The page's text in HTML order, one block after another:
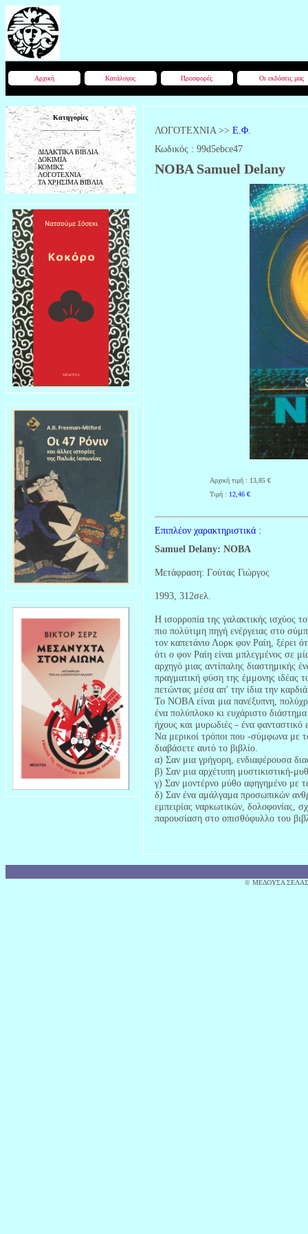
Αρχική Κατάλογος Προσφορές Οι εκδόσεις μας
Κατηγορίες
ΔΙΔΑΚΤΙΚΑ ΒΙΒΛΙΑ
ΔΟΚΙΜΙΑ
ΚΟΜΙΚΣ
ΛΟΓΟΤΕΧΝΙΑ
ΤΑ ΧΡΗΣΙΜΑ ΒΙΒΛΙΑ
ΛΟΓΟΤΕΧΝΙΑ >> Ε.Φ.
Κωδικός : 99d5ebce47
NOBA Samuel Delany
Αρχική τιμή : 13,85 €
Τιμή : 12,46 €
Επιπλέον χαρακτηριστικά :
Samuel Delany: ΝΟΒΑ
Μετάφραση: Γούτας Γιώργος
1993, 312σελ.
Η ισορροπία της γαλακτικής ισχύος
πιο πολύτιμη πηγή ενέργειας στο
τον καπετάνιο Λορκ φον Ραίη, ξέρει
ότι ο φον Ραίη είναι μπλεγμένος σε
αρχηγό μιας αντίπαλης
πραγματική φύση της έμμονης ιδέας
πετώντας μέσα απ' την ίδια την
Το ΝΟΒΑ είναι μια πανέξυπνη,
ένα πολύπλοκο κι ευχάριστο
ήχους και μυρωδιές - ένα φανταστικό
Να μερικοί τρόποι που -σύμφωνα με
διαβάσετε αυτό το βιβλίο.
α) Σαν μια γρήγορη, ενδιαφέρουσα
β) Σαν μια αρχέτυπη μυστικιστική-
γ) Σαν μοντέρνο μύθο αφηγημένο με
δ) Σαν ένα αμάλγαμα προσωπικών
εμπειρίας ναρκωτικών, δολοφονίας,
παρουσίαση στο οπισθόφυλλο του
© MΕΔΟΥΣΑ